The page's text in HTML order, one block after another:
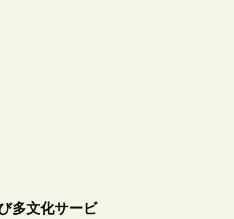
多文化サービ